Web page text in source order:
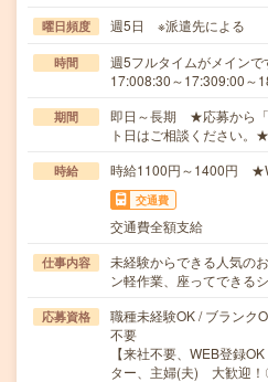
曜日頻度 週5日 ※派遣先による
時間
週5フルタイムがメイン
17:008:30～17:309:00～
期間
即日～長期 ★応募から「
ト日はご相談ください。
時給 時給1100円～1400円
交通費
交通費全額支給
仕事内容
未経験からできる人気の
ン軽作業、座ってできる
応募資格
職種未経験OK / ブランク
不要
【来社不要、WEB登録
ター、主婦(夫) 大歓迎